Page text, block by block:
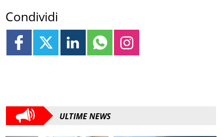
Condividi
ULTIME NEWS